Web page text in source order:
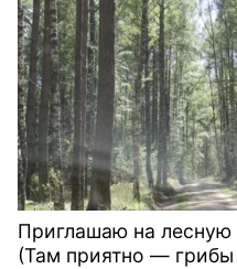
Приглашаю на лесную
(Там приятно —